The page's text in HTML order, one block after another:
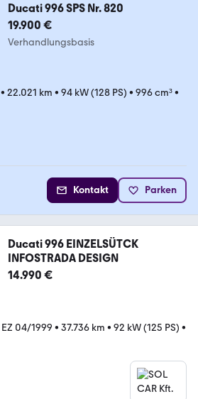
Ducati 996 SPS Nr. 820
19.900 €
Verhandlungsbasis
• 22.021 km • 94 kW (128 PS) • 996 cm³•
Kontakt Parken
Ducati 996 EINZELSÜTCK
INFOSTRADA DESIGN
14.990 €
EZ 04/1999 • 37.736 km • 92 kW (125 PS) •